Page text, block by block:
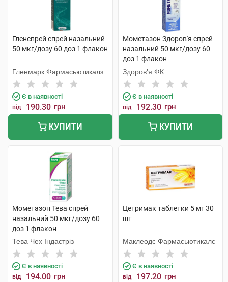
Гленспрей спрей назальний
50 мкг/дозу 60 доз 1 флакон
Гленмарк Фармасьютикалз
Є в наявності
від 190.30 грн
КУПИТИ
Мометазон Здоров'я спрей
назальний 50 мкг/дозу 60
доз 1 флакон
Здоров'я ФК
Є в наявності
від 192.30 грн
КУПИТИ
Мометазон Тева спрей
назальний 50 мкг/дозу 60
доз 1 флакон
Тева Чех Індастріз
Є в наявності
від 194.00 грн
Цетримак таблетки 5 мг 30
шт
Маклеодс Фармасьютикалс
Є в наявності
від 197.20 грн